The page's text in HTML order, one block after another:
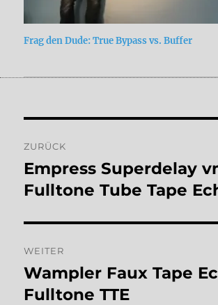
Frag den Dude: True Bypass vs. Buffer
ZURÜCK
Vorheriger
Beitrag:
Empress Superdelay
Fulltone Tube Tape
WEITER
Nächster
Beitrag:
Wampler Faux Tape
Fulltone TTE